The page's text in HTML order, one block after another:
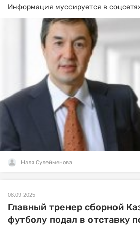
Информация муссируется в
Нэля Сулейменова
08.09.2025
Главный тренер сборной
футболу подал в отставку